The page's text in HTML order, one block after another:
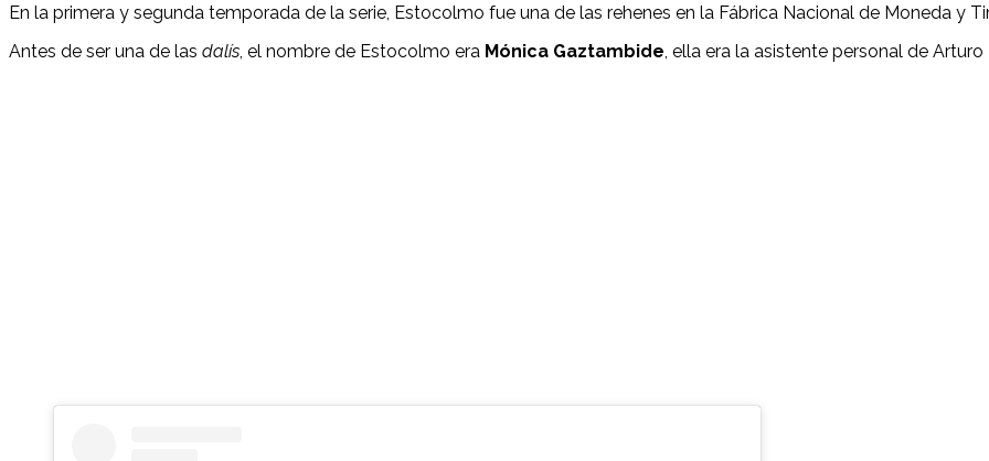
En la primera y segunda temporada de la serie, Estocolmo fue una de las rehenes en la Fábrica Nacional de Moneda y
Antes de ser una de las dalís , el nombre de Estocolmo era Mónica Gaztambide , ella era la asistente personal de